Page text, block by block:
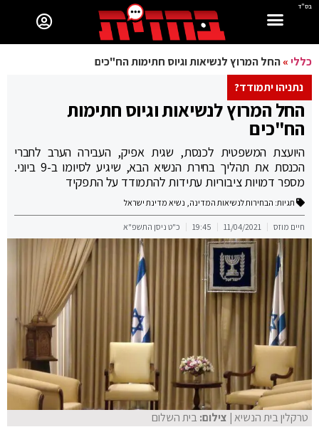
בס"ד
כללי»החל המרוץ לנשיאות וגיוס חתימות הח"כים
נתניהו יתמודד?
החל המרוץ לנשיאות וגיוס חתימות
הח"כים
היועצת המשפטית לכנסת, שגית אפיק, העבירה הערב לחברי
הכנסת את תהליך בחירת הנשיא הבא, שיגיע לסיומו ב-9 ביוני.
מספר דמויות ציבוריות עתידות להתמודד על התפקיד
תגיות: הבחירות לנשיאות המדינה, נשיא מדינת ישראל
חיים מוזס 11/04/2021
19:45 כ"ט ניסן התשפ"א
טרקלין בית הנשיא| צילום: בית השלום